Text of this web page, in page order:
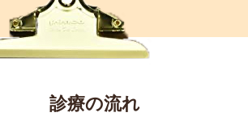
診療の流れ